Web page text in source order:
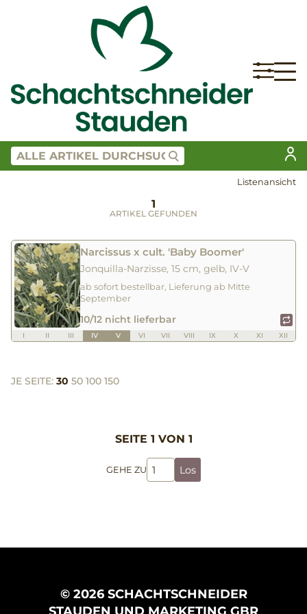
Listenansicht
1
ARTIKEL GEFUNDEN
Narcissus x cult. 'Baby Boomer'
Jonquilla-Narzisse, 15 cm, gelb, IV-V
ab sofort bestellbar, Lieferung ab Mitte
September
10/12 nicht lieferbar
I II III IV V VI VII VIII IX X XI XII
JE SEITE: 30 50 100 150
SEITE 1 VON 1
GEHE ZU Los
© 2026 SCHACHTSCHNEIDER